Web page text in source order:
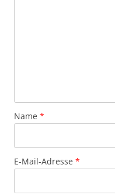
Name *
E-Mail-Adresse *